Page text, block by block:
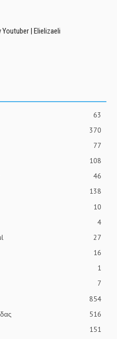
Youtuber | Elielizaeli
63
370
77
108
46
138
10
4
27
16
1
7
854
516
151